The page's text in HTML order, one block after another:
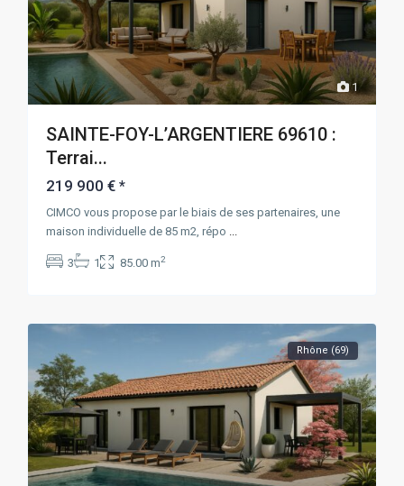
1
SAINTE-FOY-L’ARGENTIERE 69610 :
Terrai...
219 900 €*
CIMCO vous propose par le biais de ses partenaires, une
maison individuelle de 85 m2, répo
3 1 85.00 m2
Rhône (69)